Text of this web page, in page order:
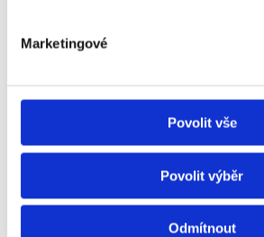
Marketingové
Povolit vše
Povolit výběr
Odmítnout
ZRALÝ DO
Bochníky převážíme do Mekky
Neapole. Tam se z nich podle
pravá mozzarella. Je tak skvělá,
světa! Naše malá kapka mléka